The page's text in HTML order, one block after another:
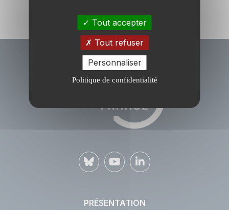
PRÉSENTATION
Tout accepter
Tout refuser
Personnaliser
Politique de confidentialité